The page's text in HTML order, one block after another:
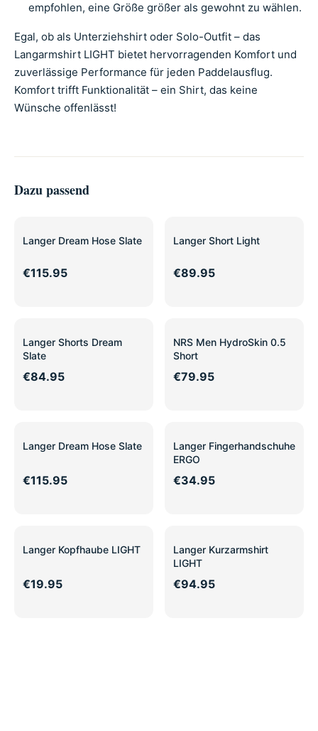
empfohlen, eine Größe größer als gewohnt zu wählen.
Egal, ob als Unterziehshirt oder Solo-Outfit – das
Langarmshirt LIGHT bietet hervorragenden Komfort und
zuverlässige Performance für jeden Paddelausflug.
Komfort trifft Funktionalität – ein Shirt, das keine
Wünsche offenlässt!
Dazu passend
Langer Dream Hose Slate
€115.95
Langer Short Light
€89.95
Langer Shorts Dream
Slate
€84.95
NRS Men HydroSkin 0.5
Short
€79.95
Langer Dream Hose Slate
€115.95
Langer Fingerhandschuhe
ERGO
€34.95
Langer Kopfhaube LIGHT
€19.95
Langer Kurzarmshirt
LIGHT
€94.95